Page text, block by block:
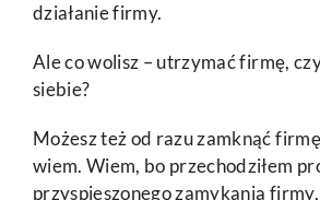
działanie firmy.
Ale co wolisz – utrzymać firmę,
siebie?
Możesz też od razu zamknąć
wiem. Wiem, bo przechodziłem
przyspieszonego zamykania